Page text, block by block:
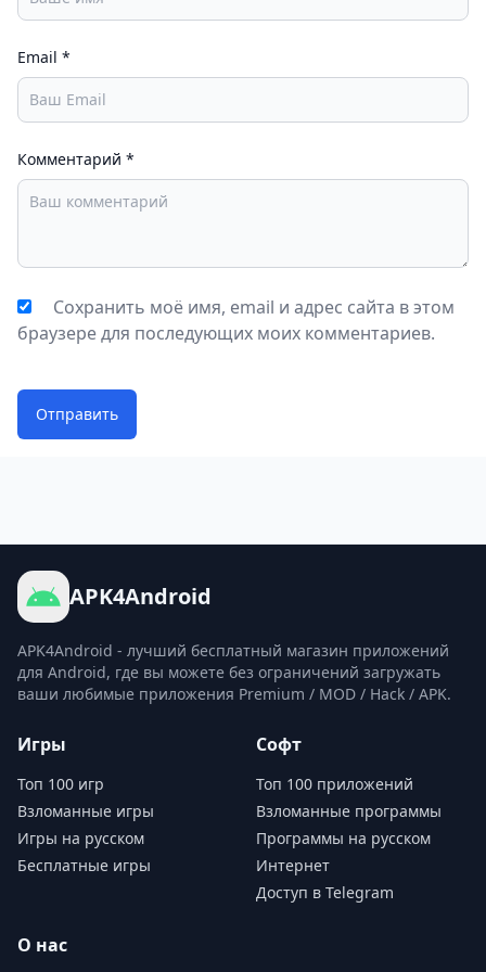
Email *
Комментарий *
Сохранить моё имя, email и адрес сайта в этом
браузере для последующих моих комментариев.
Отправить
APK4Android
APK4Android - лучший бесплатный магазин приложений
для Android, где вы можете без ограничений загружать
ваши любимые приложения Premium / MOD / Hack / APK.
Игры
Топ 100 игр
Взломанные игры
Игры на русском
Бесплатные игры
Софт
Топ 100 приложений
Взломанные программы
Программы на русском
Интернет
Доступ в Telegram
О нас